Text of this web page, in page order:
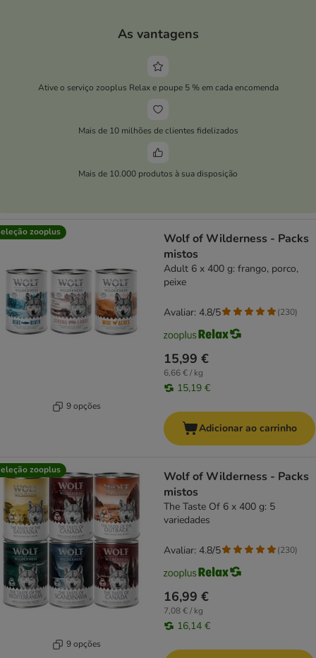
As vantagens
Ative o serviço zooplus Relax e poupe 5 % em cada encomenda
Mais de 10 milhões de clientes fidelizados
Mais de 10.000 produtos à sua disposição
zooplus
9 opções
Wolf of Wilderness - Packs
mistos
Adult 6 x 400 g: frango, porco,
peixe
15,99 €
6,66 € / kg
15,19 €
Avaliar: 4.8/5 (230)
Adicionar ao carrinho
zooplus
9 opções
Wolf of Wilderness - Packs
mistos
The Taste Of 6 x 400 g: 5
variedades
16,99 €
7,08 € / kg
16,14 €
Avaliar: 4.8/5 (230)